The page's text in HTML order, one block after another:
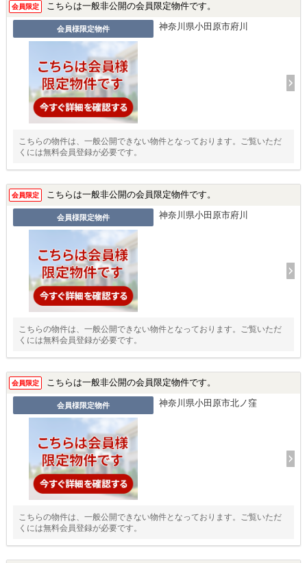
会員限定 こちらは一般非公開の会員限定物件です。
会員様限定物件 神奈川県小田原市府川
こちらの物件は、一般公開できない物件となっております。ご覧いただ
くには無料会員登録が必要です。
会員限定 こちらは一般非公開の会員限定物件です。
会員様限定物件 神奈川県小田原市府川
こちらの物件は、一般公開できない物件となっております。ご覧いただ
くには無料会員登録が必要です。
会員限定 こちらは一般非公開の会員限定物件です。
会員様限定物件 神奈川県小田原市北ノ窪
こちらの物件は、一般公開できない物件となっております。ご覧いただ
くには無料会員登録が必要です。